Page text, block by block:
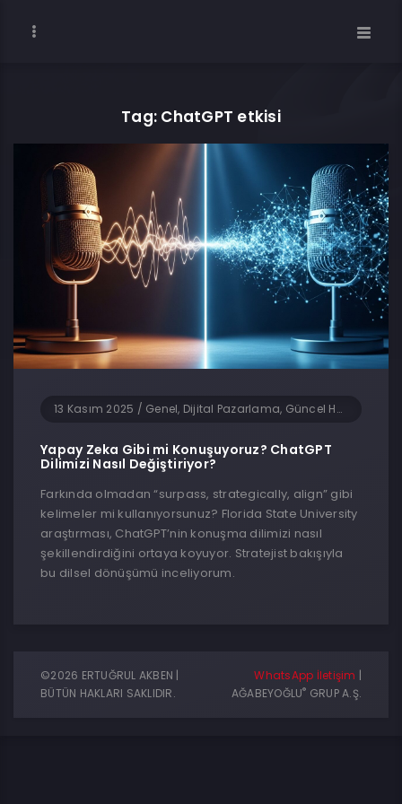
Tag: ChatGPT etkisi
13 Kasım 2025 / Genel, Dijital Pazarlama, Güncel Haberler, Sosyal Medya, Teknoloji, Yapay Zeka
Yapay Zeka Gibi mi Konuşuyoruz? ChatGPT
Dilimizi Nasıl Değiştiriyor?
Farkında olmadan “surpass, strategically, align” gibi
kelimeler mi kullanıyorsunuz? Florida State University
araştırması, ChatGPT’nin konuşma dilimizi nasıl
şekillendirdiğini ortaya koyuyor. Stratejist bakışıyla
bu dilsel dönüşümü inceliyorum.
©2026 ERTUĞRUL AKBEN |
BÜTÜN HAKLARI SAKLIDIR.
WhatsApp İletişim |
AĞABEYOĞLU® GRUP A.Ş.